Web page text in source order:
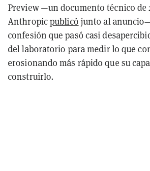
Preview —un documento técnico de
Anthropicpublicó junto al
confesión que pasó casi
del laboratorio para medir lo que
erosionando más rápido que su
construirlo.